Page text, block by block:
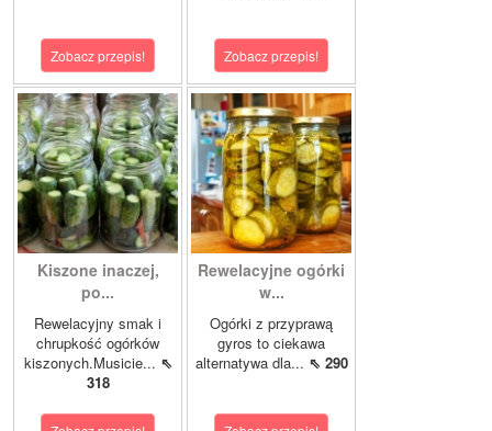
Zobacz przepis! Zobacz przepis!
Kiszone inaczej,
po...
Rewelacyjny smak i
chrupkość ogórków
kiszonych.Musicie... ⇖
318
Rewelacyjne ogórki
w...
Ogórki z przyprawą
gyros to ciekawa
alternatywa dla... ⇖ 290